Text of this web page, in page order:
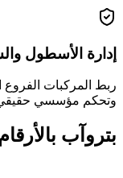
إدارة الأسطول
ربط المركبات
وتحكم مؤسسي
بتروآب